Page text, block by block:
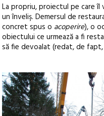
La propriu, proiectul pe care îl
un înveliş. Demersul de
concret spus o acoperire), o
obiectului ce urmează a fi
să fie devoalat (redat, de